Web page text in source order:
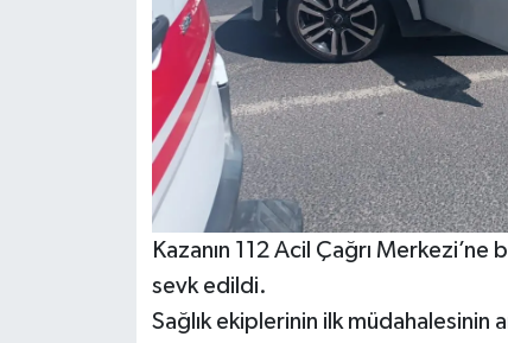
Kazanın 112 Acil Çağrı
sevk edildi.
Sağlık ekiplerinin ilk müdahalesinin
Resmi İlan
Rüya Tabirleri